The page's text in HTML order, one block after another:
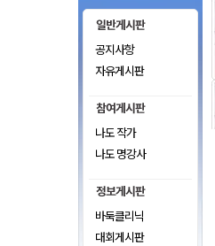
공지사항
자유게시판
나도 작가
나도 명강사
바둑클리닉
대회게시판